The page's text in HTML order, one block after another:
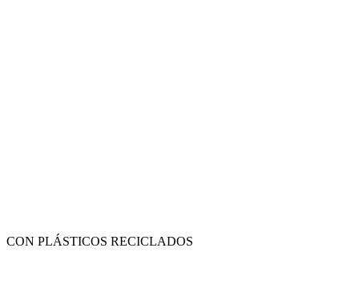
CON PLÁSTICOS RECICLADOS